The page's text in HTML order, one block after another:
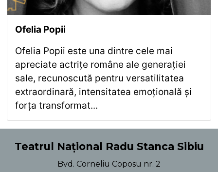
Ofelia Popii
Ofelia Popii este una dintre cele mai
apreciate actrițe române ale generației
sale, recunoscută pentru versatilitatea
extraordinară, intensitatea emoțională și
forța transformat...
Teatrul Național Radu Stanca Sibiu
Bvd. Corneliu Coposu nr. 2